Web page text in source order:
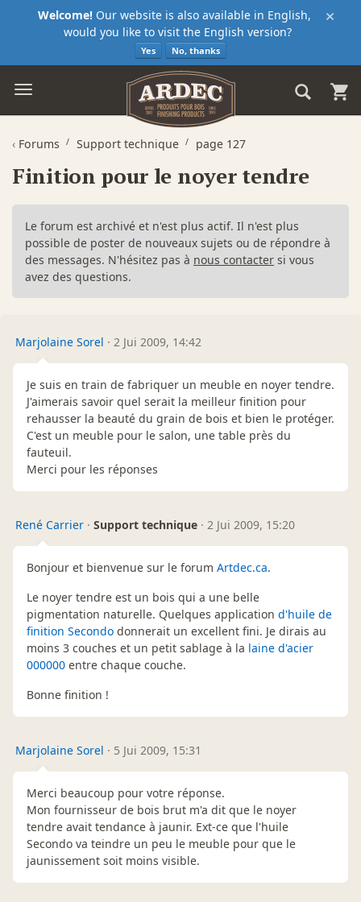
×
Welcome! Our website is also available in English,
would you like to visit the English version?
Yes No, thanks
‹ Forums Support technique page 127
Finition pour le noyer tendre
Le forum est archivé et n'est plus actif. Il n'est plus
possible de poster de nouveaux sujets ou de répondre à
des messages. N'hésitez pas à nous contacter si vous
avez des questions.
Marjolaine Sorel · 2 Jui 2009, 14:42
Je suis en train de fabriquer un meuble en noyer tendre.
J'aimerais savoir quel serait la meilleur finition pour
rehausser la beauté du grain de bois et bien le protéger.
C'est un meuble pour le salon, une table près du
fauteuil.
Merci pour les réponses
René Carrier · Support technique · 2 Jui 2009, 15:20
Bonjour et bienvenue sur le forum Artdec.ca.
Le noyer tendre est un bois qui a une belle
pigmentation naturelle. Quelques application d'huile de
finition Secondo donnerait un excellent fini. Je dirais au
moins 3 couches et un petit sablage à la laine d'acier
000000 entre chaque couche.
Bonne finition !
Marjolaine Sorel · 5 Jui 2009, 15:31
Merci beaucoup pour votre réponse.
Mon fournisseur de bois brut m'a dit que le noyer
tendre avait tendance à jaunir. Ext-ce que l'huile
Secondo va teindre un peu le meuble pour que le
jaunissement soit moins visible.